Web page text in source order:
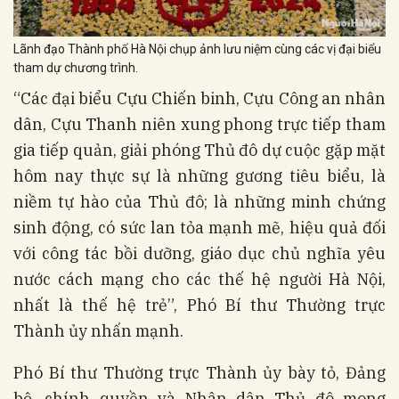
Lãnh đạo Thành phố Hà Nội chụp ảnh lưu niệm cùng các vị đại biểu
tham dự chương trình.
“Các đại biểu Cựu Chiến binh, Cựu Công an nhân
dân, Cựu Thanh niên xung phong trực tiếp tham
gia tiếp quản, giải phóng Thủ đô dự cuộc gặp mặt
hôm nay thực sự là những gương tiêu biểu, là
niềm tự hào của Thủ đô; là những minh chứng
sinh động, có sức lan tỏa mạnh mẽ, hiệu quả đối
với công tác bồi dưỡng, giáo dục chủ nghĩa yêu
nước cách mạng cho các thế hệ người Hà Nội,
nhất là thế hệ trẻ”, Phó Bí thư Thường trực
Thành ủy nhấn mạnh.
Phó Bí thư Thường trực Thành ủy bày tỏ, Đảng